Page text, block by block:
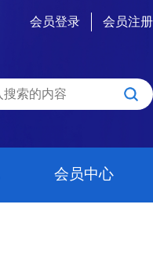
会员登录 会员注册
会员中心